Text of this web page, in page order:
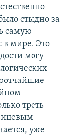
стыдно за
самую
в мире. Это
могу
треть
уже